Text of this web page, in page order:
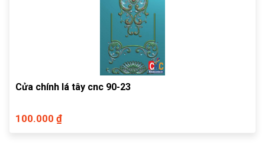
Cửa chính lá tây cnc 90-23
100.000 ₫